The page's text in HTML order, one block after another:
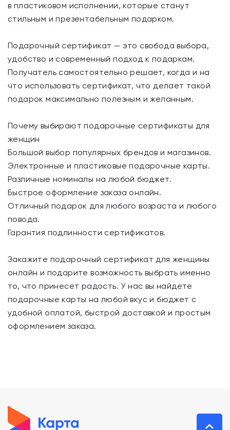
в пластиковом исполнении, которые станут
стильным и презентабельным подарком.
Подарочный сертификат — это свобода выбора,
удобство и современный подход к подаркам.
Получатель самостоятельно решает, когда и на
что использовать сертификат, что делает такой
подарок максимально полезным и желанным.
Почему выбирают подарочные сертификаты для
женщин
Большой выбор популярных брендов и магазинов.
Электронные и пластиковые подарочные карты.
Различные номиналы на любой бюджет.
Быстрое оформление заказа онлайн.
Отличный подарок для любого возраста и любого
повода.
Гарантия подлинности сертификатов.
Закажите подарочный сертификат для женщины
онлайн и подарите возможность выбрать именно
то, что принесет радость. У нас вы найдете
подарочные карты на любой вкус и бюджет с
удобной оплатой, быстрой доставкой и простым
оформлением заказа.